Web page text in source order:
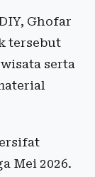
Ghofar
tersebut
serta
Mei 2026.